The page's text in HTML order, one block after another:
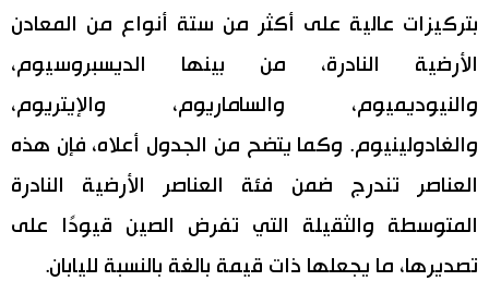
بتركيزات عالية على أكثر من ستة أنواع من المعادن
الأرضية النادرة، من بينها الديسبروسيوم،
والنيوديميوم، والساماريوم، والإيتريوم،
والغادولينيوم. وكما يتضح من الجدول أعلاه، فإن هذه
العناصر تندرج ضمن فئة العناصر الأرضية النادرة
المتوسطة والثقيلة التي تفرض الصين قيودًا على
تصديرها، ما يجعلها ذات قيمة بالغة بالنسبة لليابان.